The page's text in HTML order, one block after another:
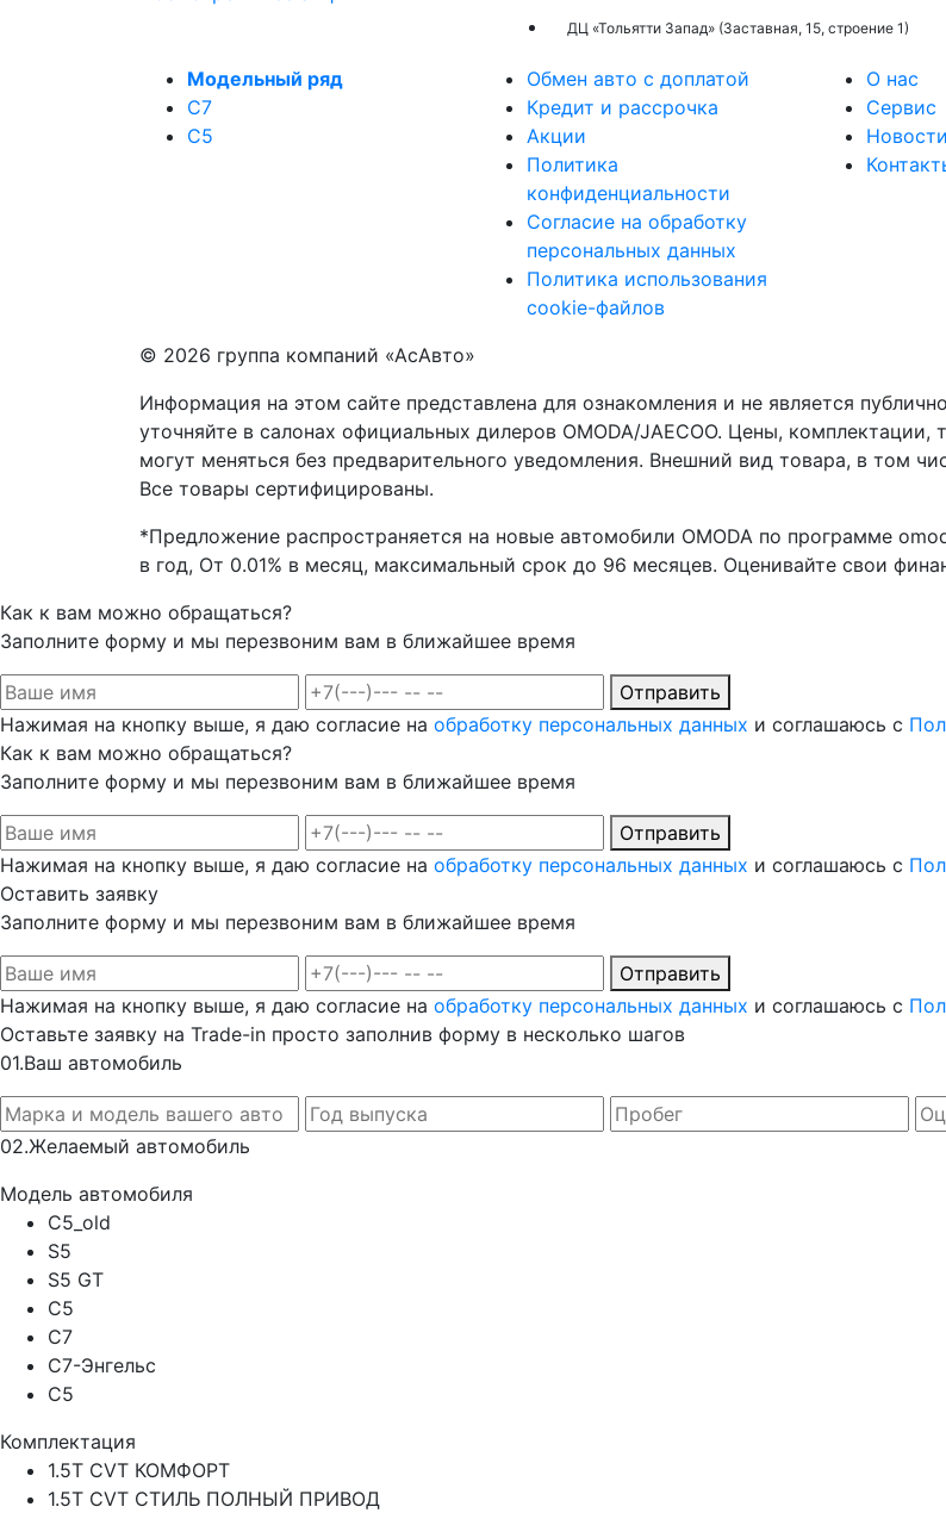
ДЦ «Тольятти Запад» (Заставная, 15, строение 1)
Модельный ряд
C7
C5
Обмен авто с доплатой
Кредит и рассрочка
Акции
Политика
конфиденциальности
Согласие на обработку
персональных данных
Политика использования
cookie-файлов
О нас
Сервис
Новости
© 2026 группа компаний «‎АсАвто»
Информация на этом сайте представлена для ознакомления и не является
уточняйте в салонах официальных дилеров OMODA/JAECOO. Цены, комплектации,
могут меняться без предварительного уведомления. Внешний вид товара, в том
Все товары сертифицированы.
*Предложение распространяется на новые автомобили OMODA по программе
в год, От 0.01% в месяц, максимальный срок до 96 месяцев. Оценивайте свои
Как к вам можно обращаться?
Заполните форму и мы перезвоним вам в ближайшее время
Отправить
Нажимая на кнопку выше, я даю согласие на обработку персональных данных и соглашаюсь с
Как к вам можно обращаться?
Заполните форму и мы перезвоним вам в ближайшее время
Отправить
Нажимая на кнопку выше, я даю согласие на обработку персональных данных и соглашаюсь с
Оставить заявку
Заполните форму и мы перезвоним вам в ближайшее время
Отправить
Нажимая на кнопку выше, я даю согласие на обработку персональных данных и соглашаюсь с
Оставьте заявку на Trade-in просто заполнив форму в несколько шагов
01.Ваш автомобиль
02.Желаемый автомобиль
Модель автомобиля
C5_old
S5
S5 GT
C5
C7
C7-Энгельс
C5
Комплектация
1.5T CVT КОМФОРТ
1.5T CVT СТИЛЬ ПОЛНЫЙ ПРИВОД